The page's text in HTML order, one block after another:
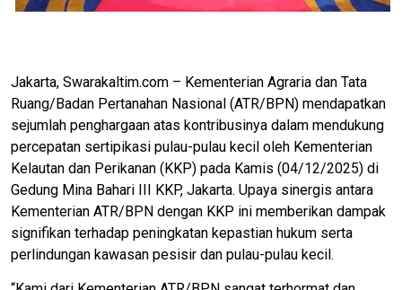
Jakarta, Swarakaltim.com – Kementerian Agraria dan Tata
Ruang/Badan Pertanahan Nasional (ATR/BPN) mendapatkan
sejumlah penghargaan atas kontribusinya dalam mendukung
percepatan sertipikasi pulau-pulau kecil oleh Kementerian
Kelautan dan Perikanan (KKP) pada Kamis (04/12/2025) di
Gedung Mina Bahari III KKP, Jakarta. Upaya sinergis antara
Kementerian ATR/BPN dengan KKP ini memberikan dampak
signifikan terhadap peningkatan kepastian hukum serta
perlindungan kawasan pesisir dan pulau-pulau kecil.